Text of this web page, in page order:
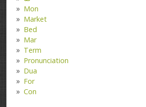
Mon
Market
Bed
Mar
Term
Pronunciation
Dua
For
Con